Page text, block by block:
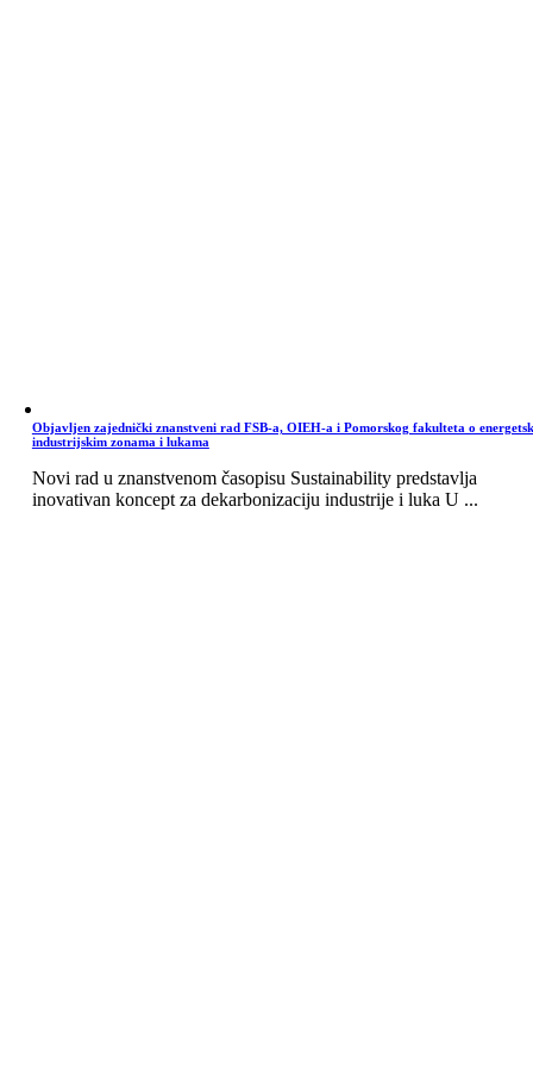
Objavljen zajednički znanstveni rad FSB-a, OIEH-a i Pomorskog fakulteta o
industrijskim zonama i lukama
Novi rad u znanstvenom časopisu Sustainability predstavlja
inovativan koncept za dekarbonizaciju industrije i luka U ...